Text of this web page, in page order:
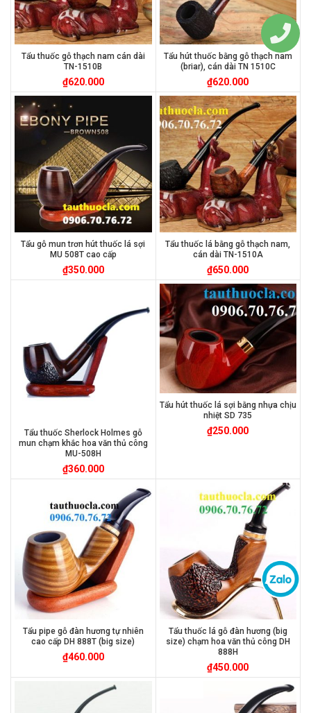
Tẩu thuốc gỗ thạch nam cán dài
TN-1510B
₫620.000
Tẩu hút thuốc bằng gỗ thạch nam
(briar), cán dài TN 1510C
₫620.000
Tẩu gỗ mun trơn hút thuốc lá sợi
MU 508T cao cấp
₫350.000
Tẩu thuốc lá bằng gỗ thạch nam,
cán dài TN-1510A
₫650.000
Tẩu thuốc Sherlock Holmes gỗ
mun chạm khắc hoa văn thủ công
MU-508H
₫360.000
Tẩu hút thuốc lá sợi bằng nhựa chịu
nhiệt SD 735
₫250.000
Tẩu pipe gỗ đàn hương tự nhiên
cao cấp DH 888T (big size)
₫460.000
Tẩu thuốc lá gỗ đàn hương (big
size) chạm hoa văn thủ công DH
888H
₫450.000